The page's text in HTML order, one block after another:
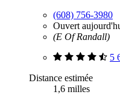
(608) 756-3980
Ouvert
(E Of Randall)
5
Distance estimée
1,6 milles